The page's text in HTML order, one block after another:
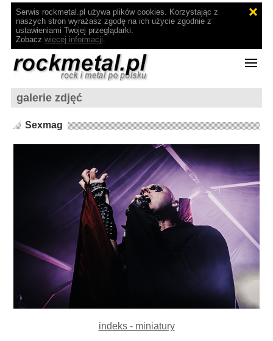
Serwis rockmetal.pl używa plików cookies. Korzystając z
naszych stron wyrażasz zgodę na ich użycie zgodnie z
ustawieniami Twojej przeglądarki.
Zobacz więcej informacji.
galerie zdjęć
Sexmag
indeks - miniatury